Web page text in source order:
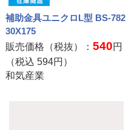
補助金具ユニクロL型 BS-782
30X175
販売価格（税抜）： 540円
（税込 594円）
和気産業